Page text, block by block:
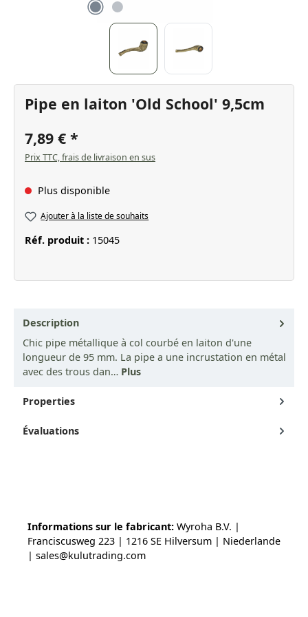
Pipe en laiton 'Old School' 9,5cm
7,89 €
Prix TTC, frais de livraison en sus
Plus disponible
Ajouter à la liste de souhaits
Réf. produit : 15045
Description
Chic pipe métallique à col courbé en laiton d'une
longueur de 95 mm. La pipe a une incrustation en métal
avec des trous dan… Plus
Properties
Évaluations
Informations sur le fabricant: Wyroha B.V. |
Franciscusweg 223 | 1216 SE Hilversum | Niederlande
| sales@kulutrading.com